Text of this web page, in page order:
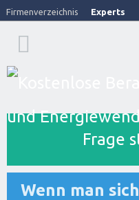
Firmenverzeichnis Experts
Frage
Wenn man